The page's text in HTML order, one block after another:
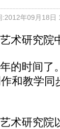
:2012年09月18日
研究院
时间了。
和教学
研究院